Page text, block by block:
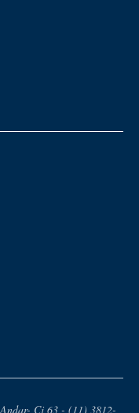
Cj 63 - (11) 3812-